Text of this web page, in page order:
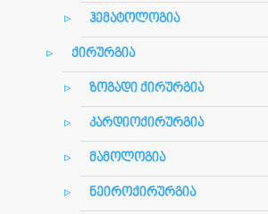
ჰემატოლოგია
ქირურგია
ზოგადი ქირურგია
კარდიოქირურგია
მამოლოგია
ნეიროქირურგია